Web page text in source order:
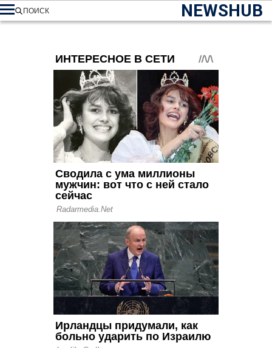
NEWSHUB
ПОИСК